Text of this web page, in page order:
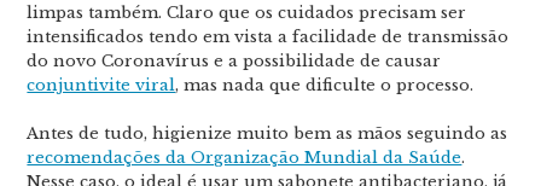
limpas também. Claro que os cuidados precisam ser
intensificados tendo em vista a facilidade de transmissão
do novo Coronavírus e a possibilidade de causar
conjuntivite viral, mas nada que dificulte o processo.
Antes de tudo, higienize muito bem as mãos seguindo as
recomendações da Organização Mundial da Saúde.
Nesse caso, o ideal é usar um sabonete antibacteriano, já